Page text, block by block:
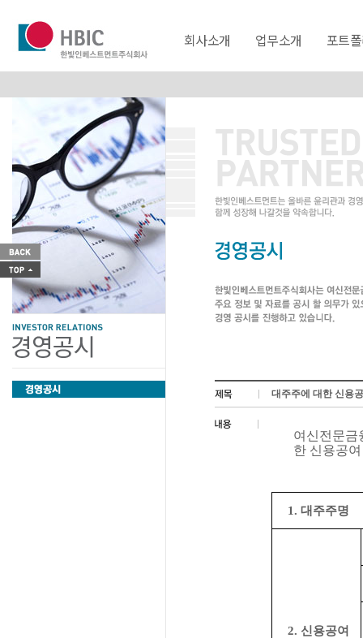
회사소개 업무소개 포트
대주주에 대한 신용
여신전문금
한 신용공
1. 대주주명
2. 신용공여